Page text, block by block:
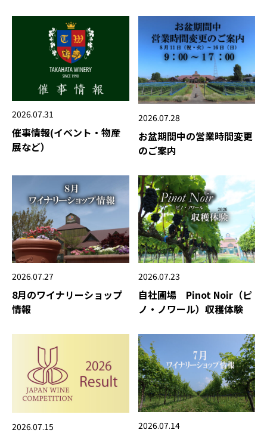
2026.07.31
催事情報(イベント・物産
展など）
2026.07.28
お盆期間中の営業時間変更
のご案内
2026.07.27
8月のワイナリーショップ
情報
2026.07.23
自社圃場 Pinot Noir（ピ
ノ・ノワール）収穫体験
2026.07.15 2026.07.14